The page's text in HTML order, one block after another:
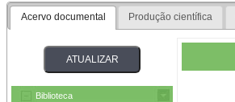
Acervo documental Produção científica
Biblioteca